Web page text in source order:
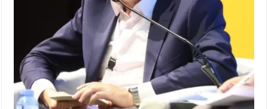
على شراكة فاعلة مع الإعلام
دعوة المكلفين بخدمة العلم (الدفعة الثالثة) إلى مراجعة منصة خدمة
العلم
الملك يلتقي مجموعة من رفاق السلاح
الملك يتلقى اتصالا هاتفيا من العاهل البحريني